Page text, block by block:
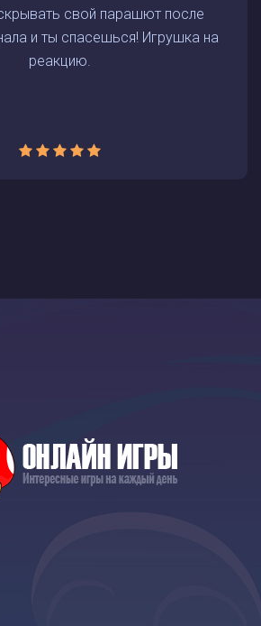
свой парашют после
и ты спасешься! Игрушка на
реакцию.